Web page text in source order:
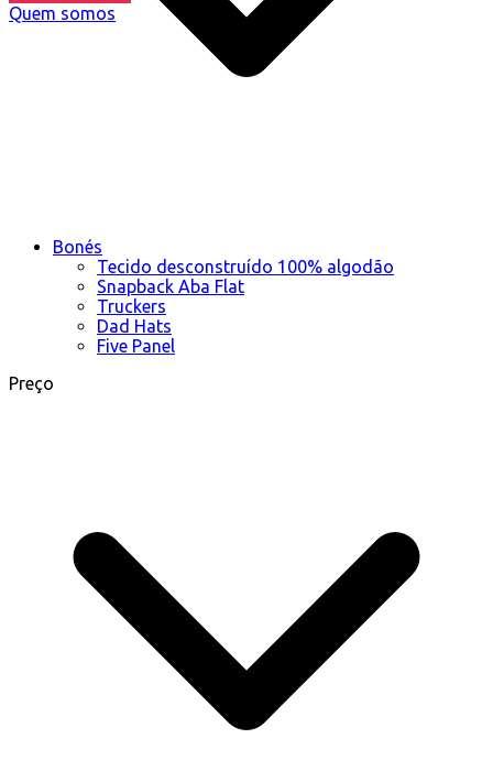
Quem somos
Bonés
Tecido desconstruído 100% algodão
Snapback Aba Flat
Truckers
Dad Hats
Five Panel
Preço